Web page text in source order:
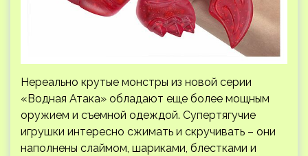
Нереально крутые монстры из новой серии
«Водная Атака» обладают еще более мощным
оружием и съемной одеждой. Супертягучие
игрушки интересно сжимать и скручивать – они
наполнены слаймом, шариками, блестками и